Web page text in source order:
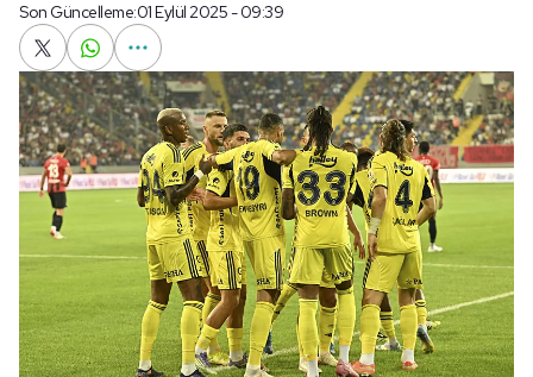
Son Güncelleme:01 Eylül 2025 - 09:39